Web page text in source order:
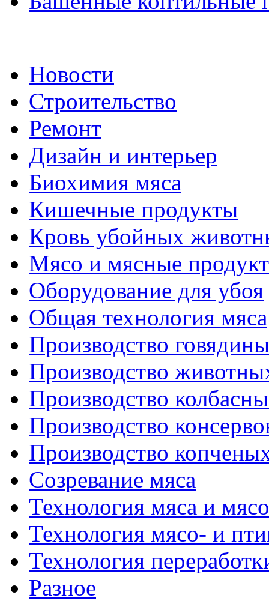
Новости
Строительство
Ремонт
Дизайн и интерьер
Биохимия мяса
Кишечные продукты
Кровь убойных
Мясо и мясные
Оборудование для убоя
Общая технология мяса
Производство говядины
Производство
Производство
Производство
Производство
Созревание мяса
Технология мяса и
Технология мясо- и
Технология
Разное